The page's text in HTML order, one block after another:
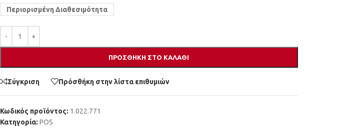
Περιορισμένη Διαθεσιμότητα
ΠΡΟΣΘΉΚΗ ΣΤΟ ΚΑΛΆΘΙ
Σύγκριση Πρόσθήκη στην λίστα επιθυμιών
Κωδικός προϊόντος: 1.022.771
Κατηγορία: POS